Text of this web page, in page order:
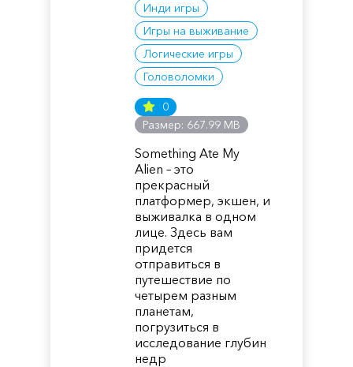
Инди игры
Игры на выживание
Логические игры
Головоломки
0
Размер: 667.99 MB
Something Ate My
Alien – это
прекрасный
платформер, экшен, и
выживалка в одном
лице. Здесь вам
придется
отправиться в
путешествие по
четырем разным
планетам,
погрузиться в
исследование глубин
недр